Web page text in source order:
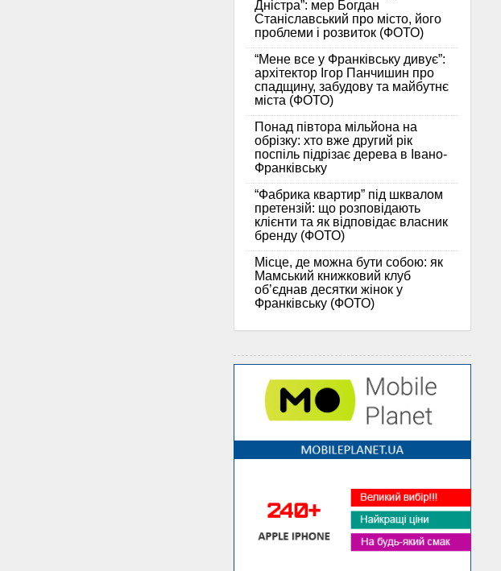
Дністра”: мер Богдан
Станіславський про місто, його
проблеми і розвиток (ФОТО)
“Мене все у Франківську дивує”:
архітектор Ігор Панчишин про
спадщину, забудову та майбутнє
міста (ФОТО)
Понад півтора мільйона на
обрізку: хто вже другий рік
поспіль підрізає дерева в Івано-
Франківську
“Фабрика квартир” під шквалом
претензій: що розповідають
клієнти та як відповідає власник
бренду (ФОТО)
Місце, де можна бути собою: як
Мамський книжковий клуб
об’єднав десятки жінок у
Франківську (ФОТО)